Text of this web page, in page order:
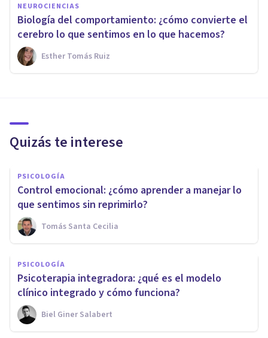
NEUROCIENCIAS
Biología del comportamiento: ¿cómo convierte el
cerebro lo que sentimos en lo que hacemos?
Esther Tomás Ruiz
Quizás te interese
PSICOLOGÍA
Control emocional: ¿cómo aprender a manejar lo
que sentimos sin reprimirlo?
Tomás Santa Cecilia
PSICOLOGÍA
Psicoterapia integradora: ¿qué es el modelo
clínico integrado y cómo funciona?
Biel Giner Salabert